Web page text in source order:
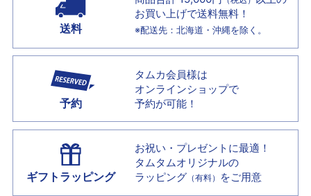
送料
お買い上げで送料無料！
※配送先：北海道・沖縄を除く。
予約
タムカ会員様は
オンラインショップで
予約が可能！
ギフトラッピング
お祝い・プレゼントに最適！
タムタムオリジナルの
ラッピング （有料） をご用意